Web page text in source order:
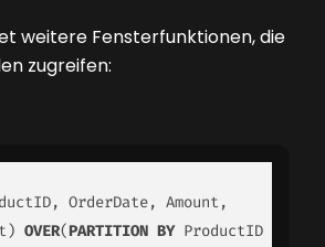
weitere Fensterfunktionen, die
zugreifen:
OrderDate, Amount,
OVER(PARTITION BY ProductID